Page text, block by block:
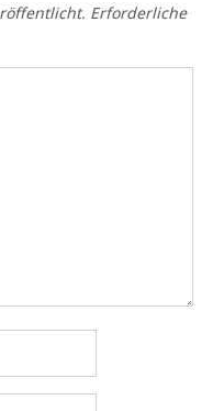
Erforderliche